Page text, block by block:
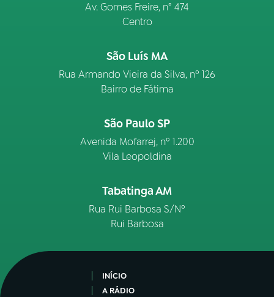
Av. Gomes Freire, n° 474
Centro
São Luís MA
Rua Armando Vieira da Silva, nº 126
Bairro de Fátima
São Paulo SP
Avenida Mofarrej, nº 1.200
Vila Leopoldina
Tabatinga AM
Rua Rui Barbosa S/Nº
Rui Barbosa
INÍCIO
A RÁDIO